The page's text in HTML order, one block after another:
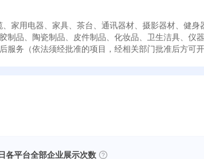
家用电器、家具、茶台、通讯器材、摄影器材、健身
品、陶瓷制品、皮件制品、化妆品、卫生洁具、仪
服务（依法须经批准的项目，经相关部门批准后方可
各平台全部企业展示次数